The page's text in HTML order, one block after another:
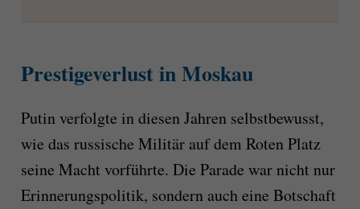
Prestigeverlust in Moskau
Putin verfolgte in diesen Jahren selbstbewusst,
wie das russische Militär auf dem Roten Platz
seine Macht vorführte. Die Parade war nicht nur
Erinnerungspolitik, sondern auch eine Botschaft